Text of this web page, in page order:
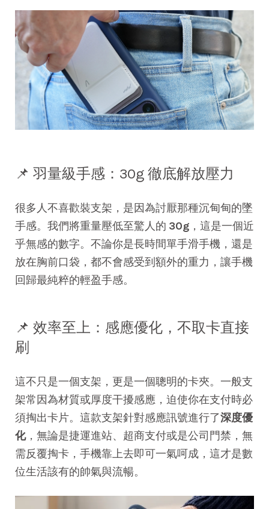
📌 羽量級手感：30g 徹底解放壓力
很多人不喜歡裝支架，是因為討厭那種沉甸甸的墜
手感。我們將重量壓低至驚人的 30g ，這是一個近
乎無感的數字。不論你是長時間單手滑手機，還是
放在胸前口袋，都不會感受到額外的重力，讓手機
回歸最純粹的輕盈手感。
📌 效率至上：感應優化，不取卡直接
刷
這不只是一個支架，更是一個聰明的卡夾。一般支
架常因為材質或厚度干擾感應，迫使你在支付時必
須掏出卡片。這款支架針對感應訊號進行了深度優
化，無論是捷運進站、超商支付或是公司門禁，無
需反覆掏卡，手機靠上去即可一氣呵成，這才是數
位生活該有的帥氣與流暢。